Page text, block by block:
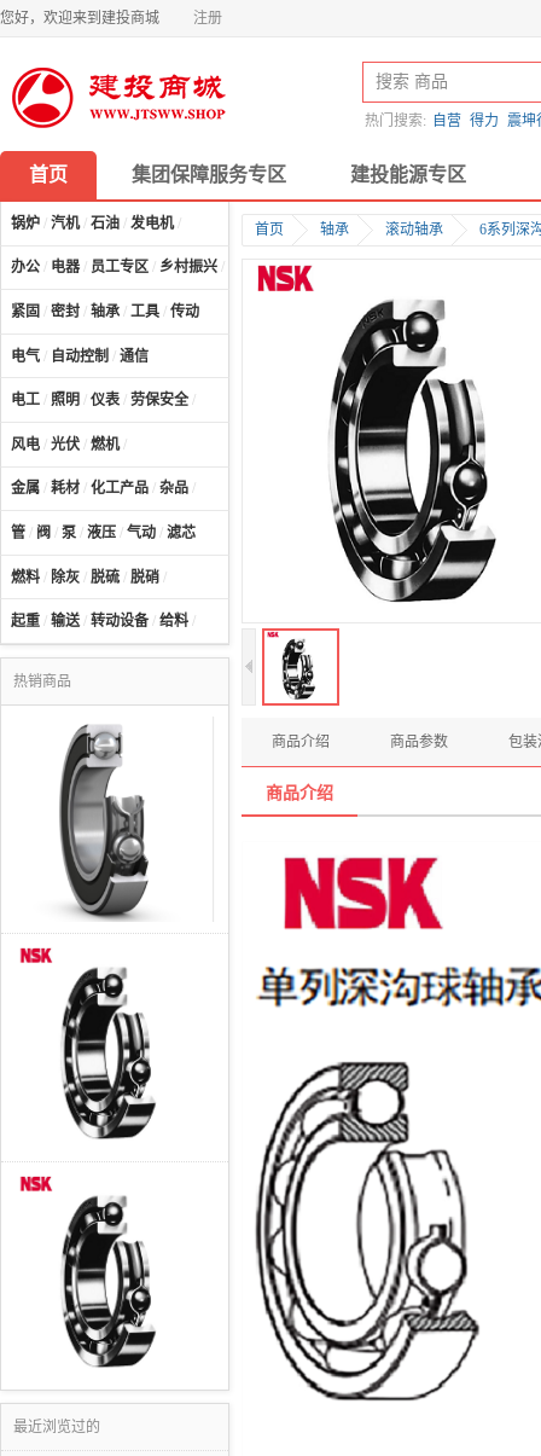
您好，欢迎来到建投商城 注册
热门搜索: 自营 得力 震坤
首页 集团保障服务专区 建投能源专区
锅炉 / 汽机/ 石油 / 发电机/
办公 / 电器 / 员工专区 / 乡村振兴 / 计算机及配件
紧固 / 密封 / 轴承 / 工具 / 传动
电气 / 自动控制 / 通信
电工 / 照明 / 仪表 / 劳保安全 /
风电 / 光伏 / 燃机/
金属 / 耗材 / 化工产品 / 杂品 /
管 / 阀 / 泵 / 液压 / 气动 / 滤芯
燃料 / 除灰 / 脱硫 / 脱硝 /
起重 / 输送/ 转动设备 / 给料 /
热销商品
最近浏览过的
首页 轴承 滚动轴承 6系列深
商品介绍 商品参数 包装
商品介绍